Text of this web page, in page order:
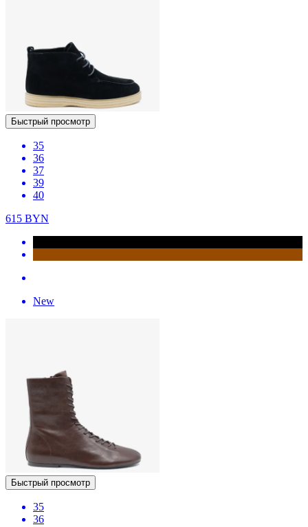
Быстрый просмотр
35
36
37
39
40
615 BYN
New
Быстрый просмотр
35
36